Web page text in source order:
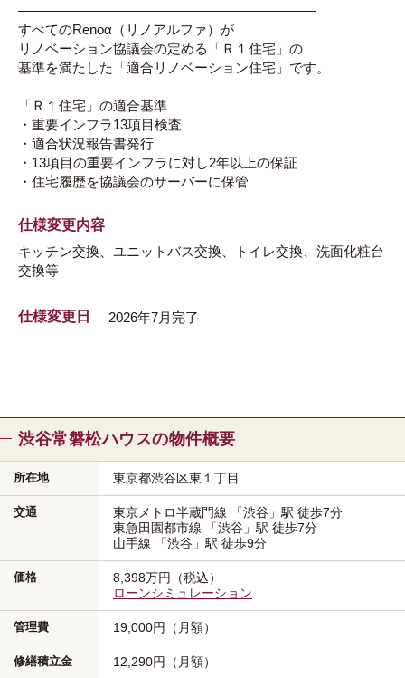
――――――――――――――――――――――
すべてのRenoα（リノアルファ）が
リノベーション協議会の定める「Ｒ１住宅」の
基準を満たした「適合リノベーション住宅」です。
「Ｒ１住宅」の適合基準
・重要インフラ13項目検査
・適合状況報告書発行
・13項目の重要インフラに対し2年以上の保証
・住宅履歴を協議会のサーバーに保管
仕様変更内容
キッチン交換、ユニットバス交換、トイレ交換、洗面化粧台
交換等
仕様変更日 2026年7月完了
渋谷常磐松ハウスの物件概要
所在地 東京都渋谷区東１丁目
交通 東京メトロ半蔵門線 「渋谷」駅 徒歩7分
東急田園都市線
「渋谷」駅 徒歩7分
山手線
「渋谷」駅 徒歩9分
価格
8,398万円（税込）
ローンシミュレーション
管理費 19,000円（月額）
修繕積立金 12,290円（月額）